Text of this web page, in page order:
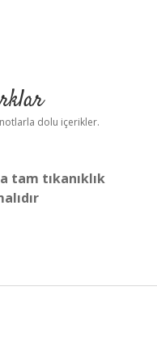
dolu içerikler.
tam tıkanıklık